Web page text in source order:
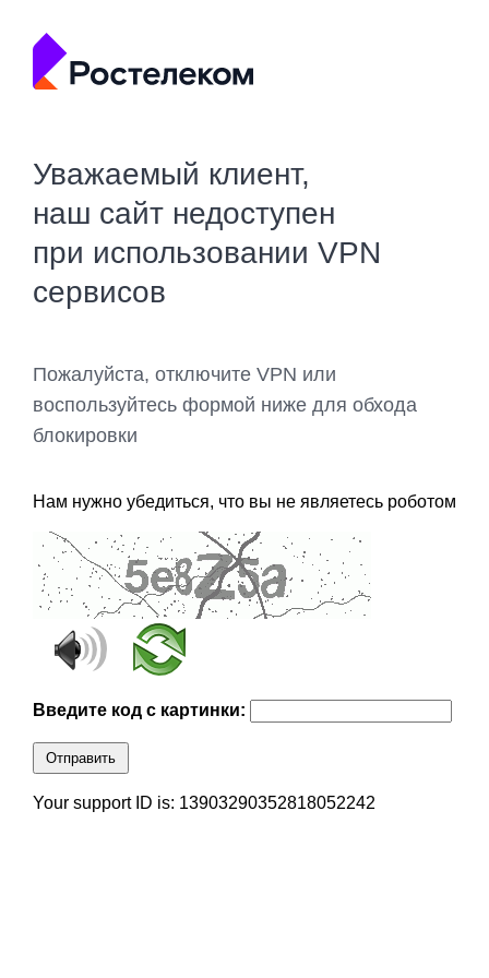
Уважаемый клиент,
наш сайт недоступен
при использовании VPN
сервисов
Пожалуйста, отключите VPN или
воспользуйтесь формой ниже для обхода
блокировки
Нам нужно убедиться, что вы не являетесь роботом
Введите код с картинки:
Отправить
Your support ID is: 13903290352818052242